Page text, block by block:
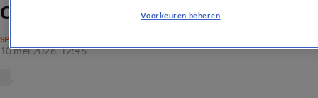
concurrentie
SPELPROGRAMMA'S
10 mei 2026, 12:46
Voorkeuren beheren